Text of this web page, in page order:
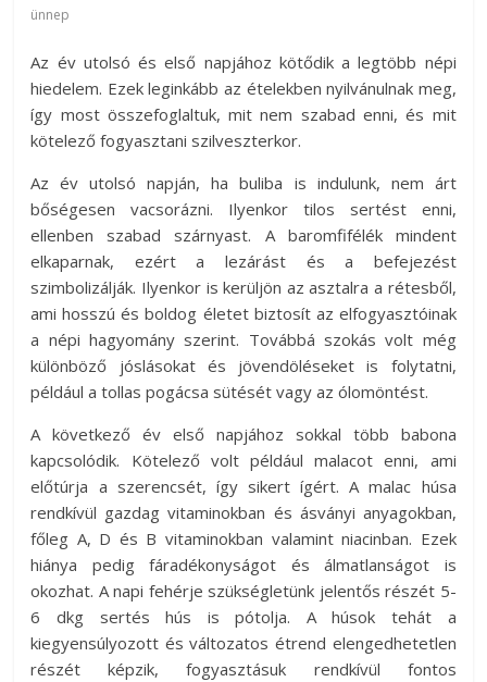
ünnep
Az év utolsó és első napjához kötődik a legtöbb népi
hiedelem. Ezek leginkább az ételekben nyilvánulnak meg,
így most összefoglaltuk, mit nem szabad enni, és mit
kötelező fogyasztani szilveszterkor.
Az év utolsó napján, ha buliba is indulunk, nem árt
bőségesen vacsorázni. Ilyenkor tilos sertést enni,
ellenben szabad szárnyast. A baromfifélék mindent
elkaparnak, ezért a lezárást és a befejezést
szimbolizálják. Ilyenkor is kerüljön az asztalra a rétesből,
ami hosszú és boldog életet biztosít az elfogyasztóinak
a népi hagyomány szerint. Továbbá szokás volt még
különböző jóslásokat és jövendöléseket is folytatni,
például a tollas pogácsa sütését vagy az ólomöntést.
A következő év első napjához sokkal több babona
kapcsolódik. Kötelező volt például malacot enni, ami
előtúrja a szerencsét, így sikert ígért. A malac húsa
rendkívül gazdag vitaminokban és ásványi anyagokban,
főleg A, D és B vitaminokban valamint niacinban. Ezek
hiánya pedig fáradékonyságot és álmatlanságot is
okozhat. A napi fehérje szükségletünk jelentős részét 5-
6 dkg sertés hús is pótolja. A húsok tehát a
kiegyensúlyozott és változatos étrend elengedhetetlen
részét képzik, fogyasztásuk rendkívül fontos